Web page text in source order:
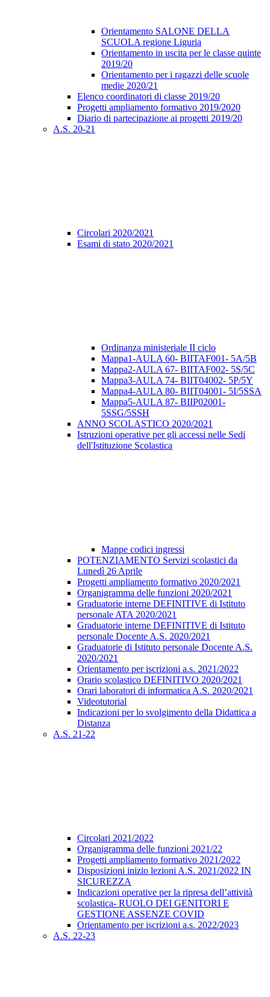
Orientamento SALONE DELLA
SCUOLA regione Liguria
Orientamento in uscita per le classe quinte
2019/20
Orientamento per i ragazzi delle scuole
medie 2020/21
Elenco coordinatori di classe 2019/20
Progetti ampliamento formativo 2019/2020
Diario di partecipazione ai progetti 2019/20
A.S. 20-21
Circolari 2020/2021
Esami di stato 2020/2021
Ordinanza ministeriale II ciclo
Mappa1-AULA 60- BIITAF001- 5A/5B
Mappa2-AULA 67- BIITAF002- 5S/5C
Mappa3-AULA 74- BIIT04002- 5P/5Y
Mappa4-AULA 80- BIIT04001- 5I/5SSA
Mappa5-AULA 87- BIIP02001-
5SSG/5SSH
ANNO SCOLASTICO 2020/2021
Istruzioni operative per gli accessi nelle Sedi
dell'Istituzione Scolastica
Mappe codici ingressi
POTENZIAMENTO Servizi scolastici da
Lunedì 26 Aprile
Progetti ampliamento formativo 2020/2021
Organigramma delle funzioni 2020/2021
Graduatorie interne DEFINITIVE di Istituto
personale ATA 2020/2021
Graduatorie interne DEFINITIVE di Istituto
personale Docente A.S. 2020/2021
Graduatorie di Istituto personale Docente A.S.
2020/2021
Orientamento per iscrizioni a.s. 2021/2022
Orario scolastico DEFINITIVO 2020/2021
Orari laboratori di informatica A.S. 2020/2021
Videotutorial
Indicazioni per lo svolgimento della Didattica a
Distanza
A.S. 21-22
Circolari 2021/2022
Organigramma delle funzioni 2021/22
Progetti ampliamento formativo 2021/2022
Disposizioni inizio lezioni A.S. 2021/2022 IN
SICUREZZA
Indicazioni operative per la ripresa dell’attività
scolastica- RUOLO DEI GENITORI E
GESTIONE ASSENZE COVID
Orientamento per iscrizioni a.s. 2022/2023
A.S. 22-23